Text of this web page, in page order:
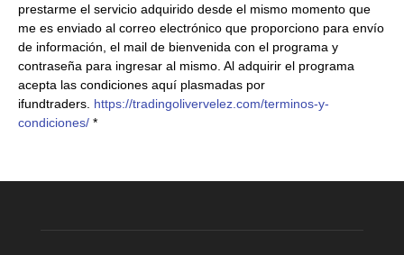
prestarme el servicio adquirido desde el mismo momento que
me es enviado al correo electrónico que proporciono para envío
de información, el mail de bienvenida con el programa y
contraseña para ingresar al mismo. Al adquirir el programa
acepta las condiciones aquí plasmadas por
ifundtraders. https://tradingolivervelez.com/terminos-y-
condiciones/ *